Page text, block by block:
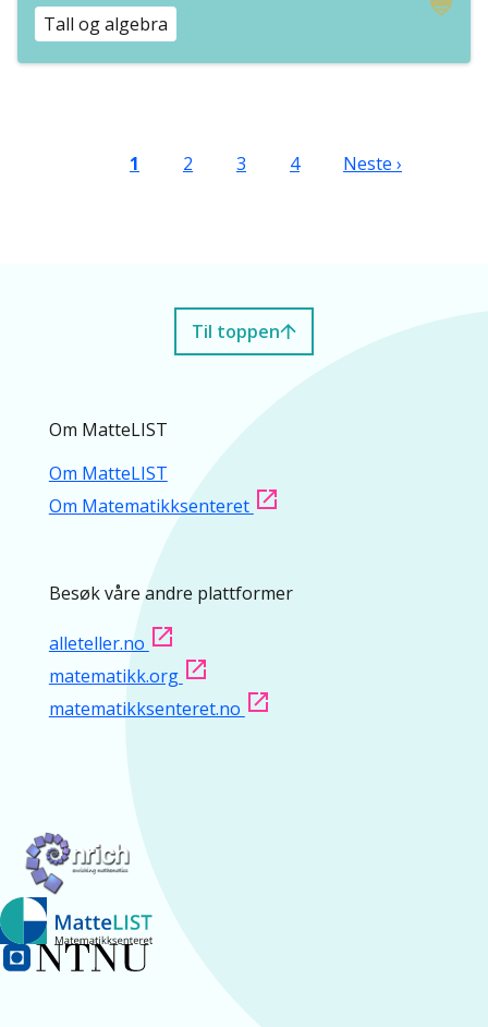
Tall og algebra
SiderNåværende side
1 Side
2 Side
3 Side
4 Neste side
Neste ›
Til toppen
Om MatteLIST
Om MatteLIST
Om Matematikksenteret
Besøk våre andre plattformer
alleteller.no
matematikk.org
matematikksenteret.no